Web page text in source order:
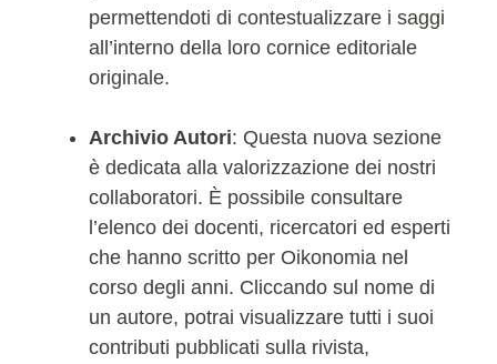
permettendoti di contestualizzare i saggi
all’interno della loro cornice editoriale
originale.
Archivio Autori: Questa nuova sezione
è dedicata alla valorizzazione dei nostri
collaboratori. È possibile consultare
l’elenco dei docenti, ricercatori ed esperti
che hanno scritto per Oikonomia nel
corso degli anni. Cliccando sul nome di
un autore, potrai visualizzare tutti i suoi
contributi pubblicati sulla rivista,